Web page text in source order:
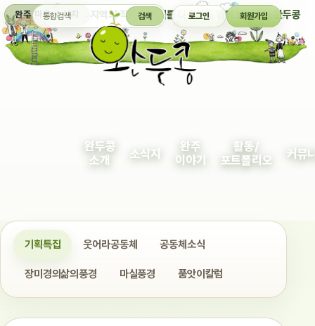
완주 마을 소식지 지역의 작은 이야기를 다정하게 엮어 보여주는 완두콩
통합검색 검색 로그인 회원가입
완두콩
소개
소식지
완주
이야기
활동/
포트폴리오
커뮤
기획특집 웃어라공동체 공동체소식
장미경의삶의풍경 마실풍경 품앗이칼럼